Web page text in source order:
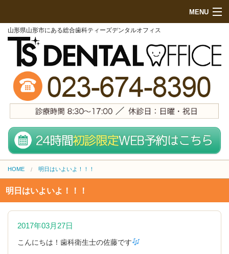
MENU
HOME
初めての方へ
院内紹介
診療項目
地図・来院方法
スタッフ紹介
無料メール相談
施設基準
求人内容
山形県山形市にある総合歯科ティーズデンタルオフィス
HOME 明日はいよいよ！！！
明日はいよいよ！！！
2017年03月27日
こんにちは！歯科衛生士の佐藤です